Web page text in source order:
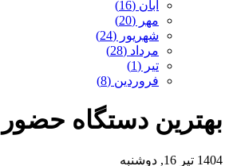
آبان (16)
مهر (20)
شهریور (24)
مرداد (28)
تیر (1)
فروردین (8)
بهترین دستگاه
1404 تیر 16, دوشنبه